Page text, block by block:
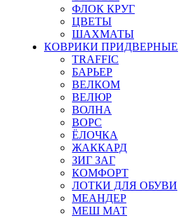
ФЛОК КРУГ
ЦВЕТЫ
ШАХМАТЫ
КОВРИКИ ПРИДВЕРНЫЕ
TRAFFIC
БАРЬЕР
ВЕЛКОМ
ВЕЛЮР
ВОЛНА
ВОРС
ЁЛОЧКА
ЖАККАРД
ЗИГ ЗАГ
КОМФОРТ
ЛОТКИ ДЛЯ ОБУВИ
МЕАНДЕР
МЕШ МАТ